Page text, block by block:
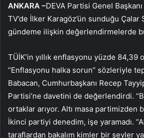
ANKARA –DEVA Partisi Genel
TV’de İlker Karagöz’ün sunduğu Çalar
gündeme ilişkin değerlendirmelerde
TÜİK’in yıllık enflasyonu yüzde 84,39
“Enflasyonu halka sorun” sözleriyle
Babacan, Cumhurbaşkanı Recep
Partisi’ne davetini de değerlendirdi.
ortaklar arıyor. Altı masa partimizden
İkinci partiyi denedim, işe yaramadı.
taraflardan bakalım kimler bir şeyler